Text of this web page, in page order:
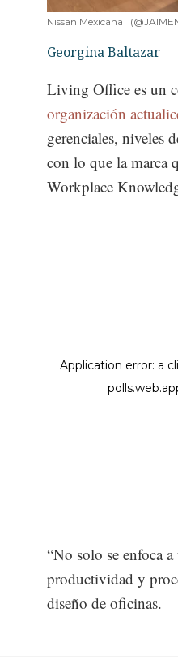
Nissan Mexicana
Georgina Baltazar
Living Office es un
organización
gerenciales, niveles
con lo que la marca
Workplace
“No solo se enfoca
productividad y
diseño de oficinas.